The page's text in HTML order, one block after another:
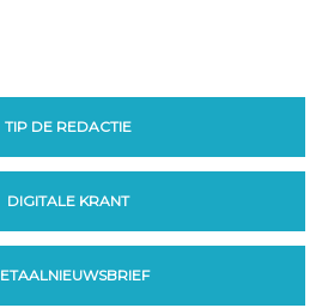
TIP DE REDACTIE
DIGITALE KRANT